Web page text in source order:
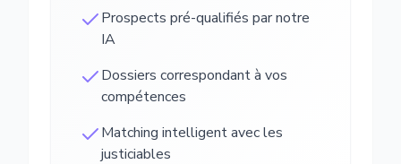
Prospects pré-qualifiés par notre
IA
Dossiers correspondant à vos
compétences
Matching intelligent avec les
justiciables